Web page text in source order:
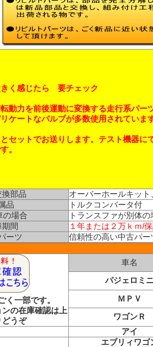
く感じたら 要チェック
動力を前後運動に変換する走行系パー
ケートなバルブが多数使用されています
とセットでお送りします。テスト機器
。
部品
オーバーホールキッ
品
トルクコンバータ付
の場合
トランスファが別体
間
１年または２万ｋｍ/
ーツ
信頼性の高い中古パー
く一部です。
の在庫確認は上
どうぞ
車名
パジェロミニ
ＭＰＶ
ワゴンＲ
アイ
エブリィワゴ